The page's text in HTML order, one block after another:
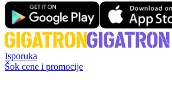
Isporuka
Šok cene i promocije